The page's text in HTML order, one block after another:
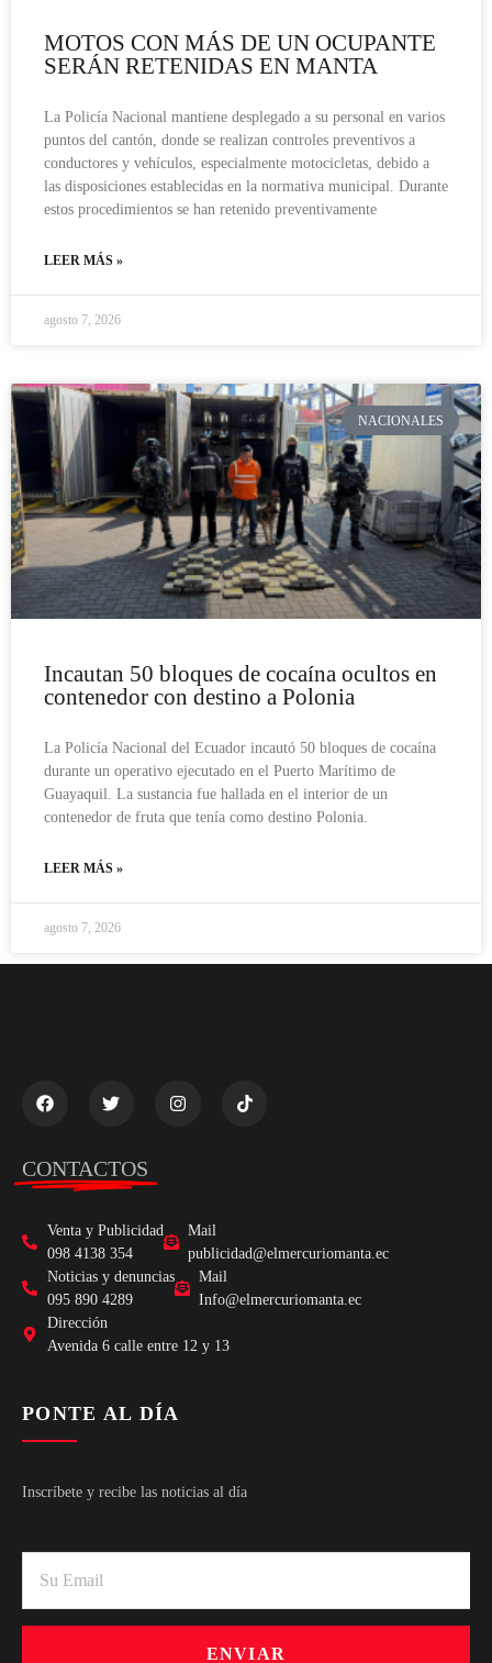
MOTOS CON MÁS DE UN OCUPANTE
SERÁN RETENIDAS EN MANTA
La Policía Nacional mantiene desplegado a su personal en varios
puntos del cantón, donde se realizan controles preventivos a
conductores y vehículos, especialmente motocicletas, debido a
las disposiciones establecidas en la normativa municipal. Durante
estos procedimientos se han retenido preventivamente
LEER MÁS »
agosto 7, 2026
NACIONALES
Incautan 50 bloques de cocaína ocultos en
contenedor con destino a Polonia
La Policía Nacional del Ecuador incautó 50 bloques de cocaína
durante un operativo ejecutado en el Puerto Marítimo de
Guayaquil. La sustancia fue hallada en el interior de un
contenedor de fruta que tenía como destino Polonia.
LEER MÁS »
agosto 7, 2026
CONTACTOS
Venta y Publicidad
098 4138 354
Mail
publicidad@elmercuriomanta.ec
Noticias y denuncias
095 890 4289
Mail
Info@elmercuriomanta.ec
Dirección
Avenida 6 calle entre 12 y 13
PONTE AL DÍA
Inscríbete y recibe las noticias al día
ENVIAR